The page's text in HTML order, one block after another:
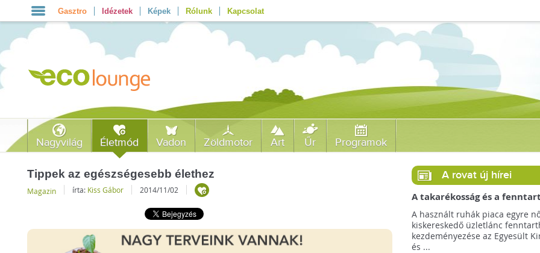
Gasztro Idézetek Képek Rólunk Kapcsolat
Nagyvilág Életmód Vadon Zöldmotor Art Űr Programok
Tippek az egészségesebb élethez
Magazin írta: Kiss Gábor 2014/11/02
A rovat új hírei
A takarékosság és a
ösztönzésére a Zara 14
országra terjeszti ki
szolgáltatását!
A használt ruhák piaca egyre
kiskereskedő üzletlánc
kezdeményezése az Egyesült
és ...